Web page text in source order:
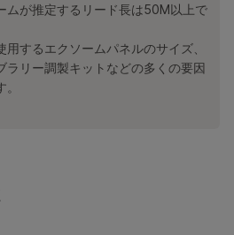
ムが推定するリード長は50M以上で
用するエクソームパネルのサイズ、
ラリー調製キットなどの多くの要因